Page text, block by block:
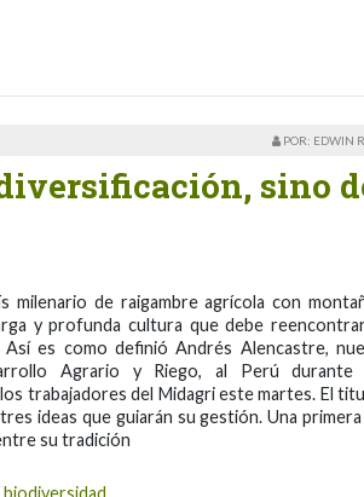
POR: EDWIN
sino
milenario de raigambre agrícola con
y profunda cultura que debe
es como definió Andrés Alencastre,
Agrario y Riego, al Perú durante
trabajadores del Midagri este martes. El
ideas que guiarán su gestión. Una primera
su tradición
biodiversidad